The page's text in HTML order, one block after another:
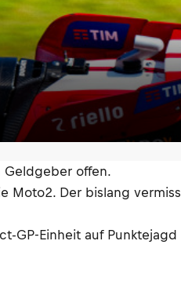
Geldgeber offen.
Moto2. Der bislang
GP-Einheit auf